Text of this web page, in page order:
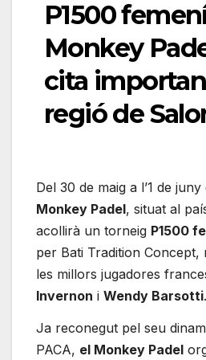
P1500
Monkey
cita
regió de
Del 30 de maig a l’1 de juny
Monkey Padel, situat al
acollirà un torneig P1500
per Bati Tradition Concept,
les millors jugadores
Invernon i Wendy Barsotti.
Ja reconegut pel seu
PACA, el Monkey Padel